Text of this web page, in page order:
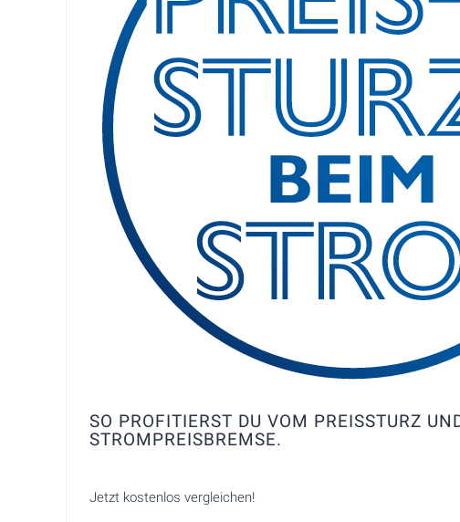
SO PROFITIERST DU VOM PREISSTURZ
STROMPREISBREMSE.
Jetzt kostenlos vergleichen!